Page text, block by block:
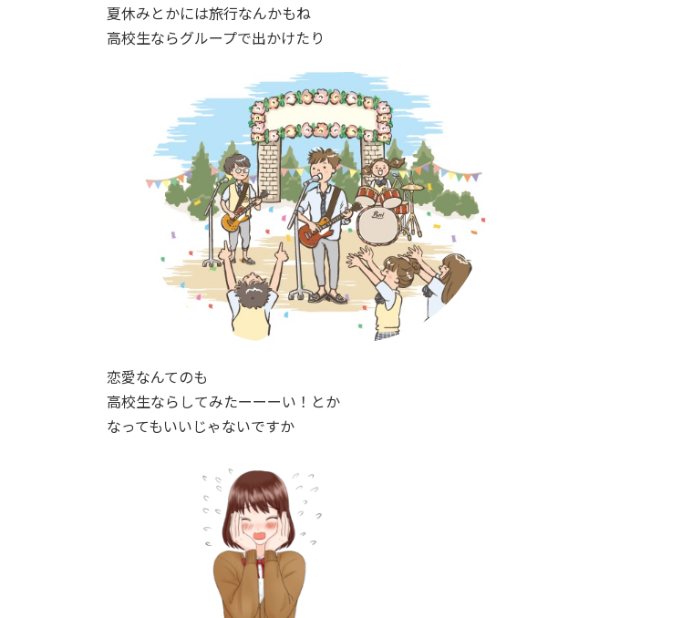
夏休みとかには旅行なんかもね
高校生ならグループで出かけたり
恋愛なんてのも
高校生ならしてみたーーーい！とか
なってもいいじゃないですか